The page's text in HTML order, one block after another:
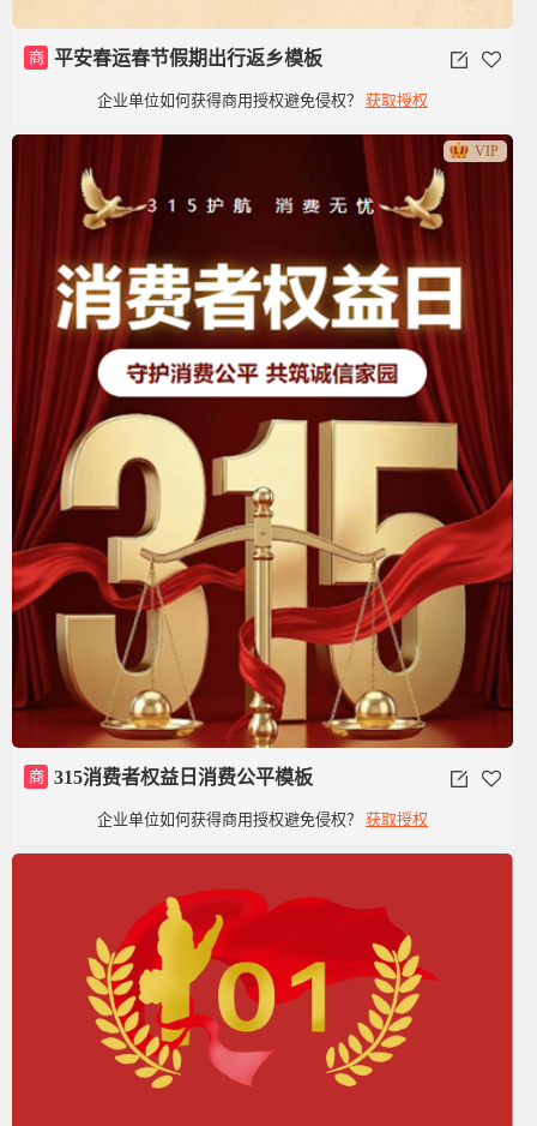
商 平安春运春节假期出行返乡模板
企业单位如何获得商用授权避免侵权？ 获取授权
VIP
商 315消费者权益日消费公平模板
企业单位如何获得商用授权避免侵权？ 获取授权